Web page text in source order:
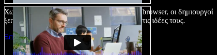
Χωρίς καμπύλη εκμάθησης και με όλα στον browser, οι δημιουργοί
ξεπερνούν τα κλασικά όρια και δίνουν ζωή στις ιδέες τους.
Ξεκινήστε με το Studio